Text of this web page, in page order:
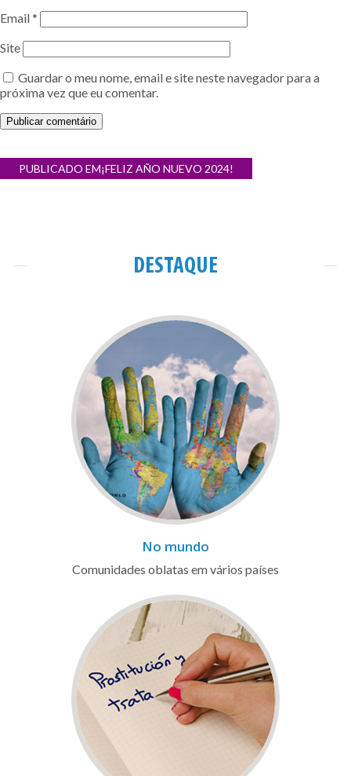
Email*
Site
Guardar o meu nome, email e site neste navegador para a
próxima vez que eu comentar.
Navegação
de
PUBLICADO EM¡FELIZ AÑO NUEVO 2024!
DESTAQUE
No mundo
Comunidades oblatas em vários países